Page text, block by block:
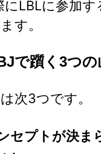
LBLに参加す
す。
で躓く3つの
次3つです。
セプトが決ま